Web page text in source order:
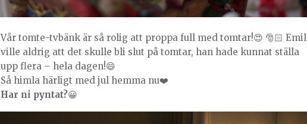
Vår tomte-tvbänk är så rolig att proppa full med tomtar!😍 🎅🏻 Emil
ville aldrig att det skulle bli slut på tomtar, han hade kunnat ställa
upp flera – hela dagen!😄
Så himla härligt med jul hemma nu❤️
Har ni pyntat?😀